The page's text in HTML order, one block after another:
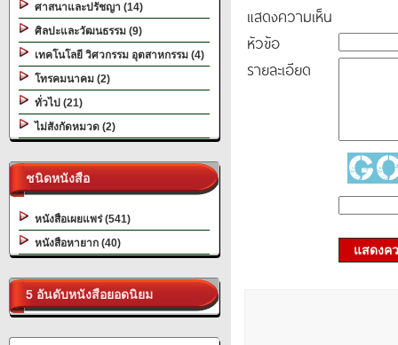
ศาสนาและปรัชญา (14)
ศิลปะและวัฒนธรรม (9)
เทคโนโลยี วิศวกรรม อุตสาหกรรม (4)
โทรคมนาคม (2)
ทั่วไป (21)
ไม่สังกัดหมวด (2)
ชนิดหนังสือ
หนังสือเผยแพร่ (541)
หนังสือหายาก (40)
5 อันดับหนังสือยอดนิยม
แสดงความเห็น
หัวข้อ
รายละเอียด
แสดงค